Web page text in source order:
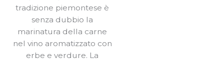
tradizione piemontese è
senza dubbio la
marinatura della carne
nel vino aromatizzato con
erbe e verdure. La